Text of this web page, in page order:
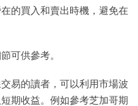
的買入和賣出時機，避免在
可供參考。
易的讀者，可以利用市場波
期收益。例如參考芝加哥期